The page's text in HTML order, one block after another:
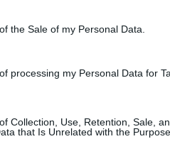
the Sale of my Personal Data.
processing my Personal Data for
Collection, Use, Retention, Sale,
that Is Unrelated with the